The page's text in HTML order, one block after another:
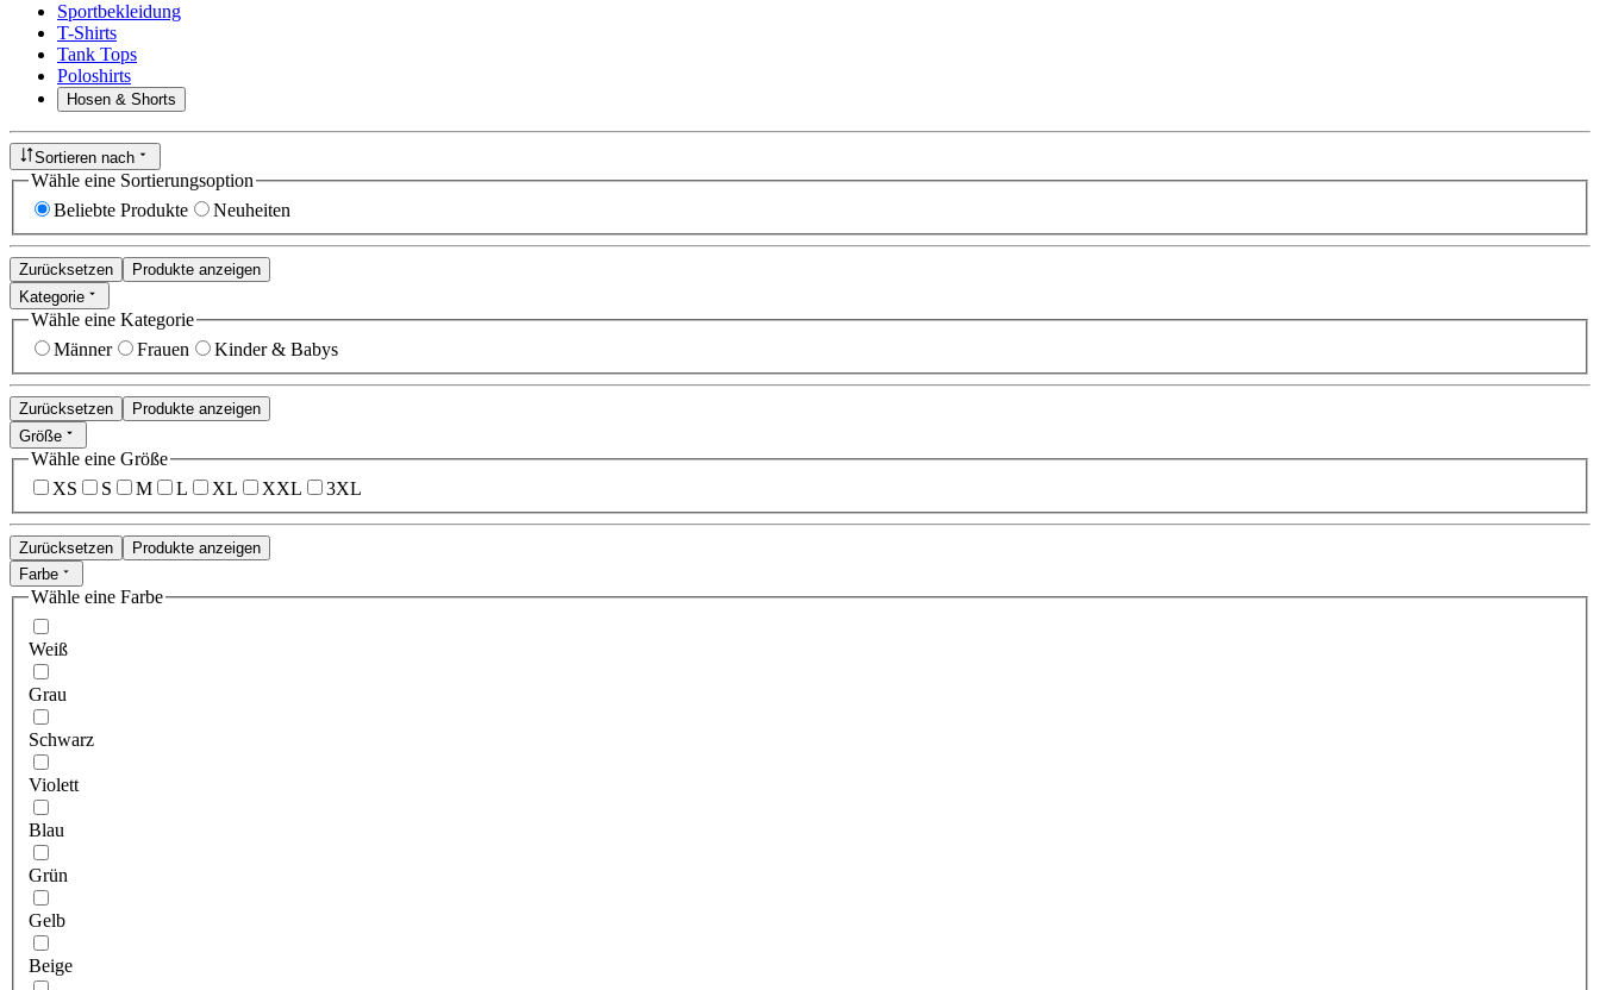
Sportbekleidung
T-Shirts
Tank Tops
Poloshirts
Hosen & Shorts
Sortieren nach
Wähle eine Sortierungsoption
Beliebte Produkte
Neuheiten
Zurücksetzen
Produkte anzeigen
Kategorie
Wähle eine Kategorie
Männer
Frauen Kinder & Babys
Zurücksetzen
Produkte anzeigen
Größe
Wähle eine Größe
XS
S M L XL XXL 3XL
Zurücksetzen
Produkte anzeigen
Farbe
Wähle eine Farbe
Weiß
Grau
Schwarz
Violett
Blau
Grün
Gelb
Beige